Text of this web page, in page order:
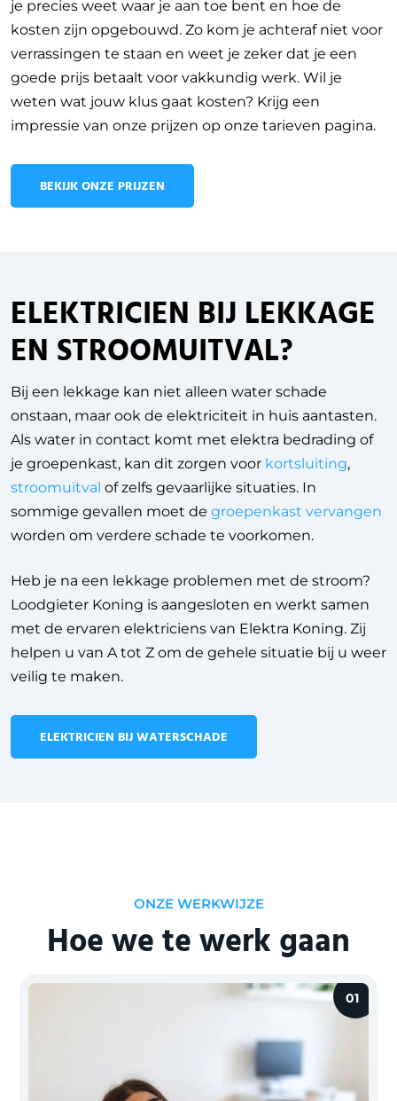
je precies weet waar je aan toe bent en hoe de
kosten zijn opgebouwd. Zo kom je achteraf niet voor
verrassingen te staan en weet je zeker dat je een
goede prijs betaalt voor vakkundig werk. Wil je
weten wat jouw klus gaat kosten? Krijg een
impressie van onze prijzen op onze tarieven pagina.
BEKIJK ONZE PRIJZEN
ELEKTRICIEN BIJ LEKKAGE
EN STROOMUITVAL?
Bij een lekkage kan niet alleen water schade
onstaan, maar ook de elektriciteit in huis aantasten.
Als water in contact komt met elektra bedrading of
je groepenkast, kan dit zorgen voor kortsluiting,
stroomuitval of zelfs gevaarlijke situaties. In
sommige gevallen moet de groepenkast vervangen
worden om verdere schade te voorkomen.
Heb je na een lekkage problemen met de stroom?
Loodgieter Koning is aangesloten en werkt samen
met de ervaren elektriciens van Elektra Koning. Zij
helpen u van A tot Z om de gehele situatie bij u weer
veilig te maken.
ELEKTRICIEN BIJ WATERSCHADE
ONZE WERKWIJZE
Hoe we te werk gaan
01